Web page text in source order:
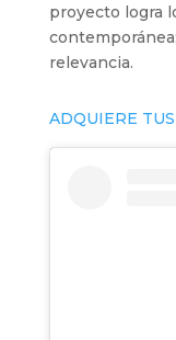
proyecto logra
relevancia.
ADQUIERE